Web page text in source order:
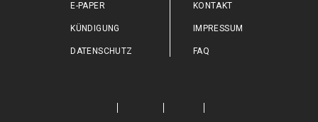
E-PAPER
KÜNDIGUNG
DATENSCHUTZ
KONTAKT
IMPRESSUM
FAQ